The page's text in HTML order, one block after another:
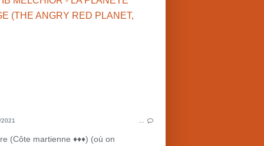
HUMOUR
ÉPOUVANTE-HORREUR
(Côte martienne ♦♦♦) (où on